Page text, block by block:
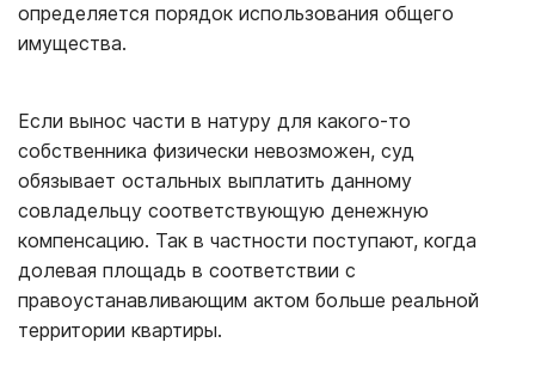
определяется порядок использования общего
имущества.
Если вынос части в натуру для какого-то
собственника физически невозможен, суд
обязывает остальных выплатить данному
совладельцу соответствующую денежную
компенсацию. Так в частности поступают, когда
долевая площадь в соответствии с
правоустанавливающим актом больше реальной
территории квартиры.